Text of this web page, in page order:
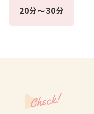
20分～30分
Check!